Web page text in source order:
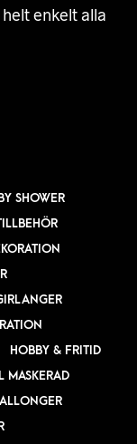
enkelt alla
SHOWER
HOBBY & FRITID
MASKERAD